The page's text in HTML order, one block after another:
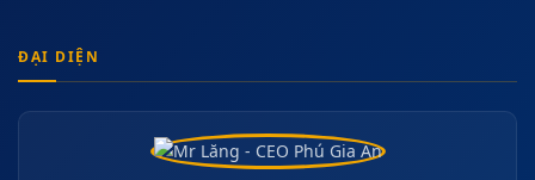
ĐẠI DIỆN